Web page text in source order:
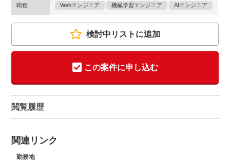
職種 Webエンジニア 機械学習エンジニア AIエンジニア
検討中リストに追加
この案件に申し込む
閲覧履歴
関連リンク
勤務地